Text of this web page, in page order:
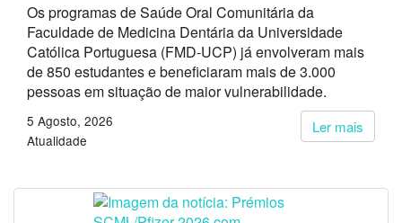
Os programas de Saúde Oral Comunitária da
Faculdade de Medicina Dentária da Universidade
Católica Portuguesa (FMD-UCP) já envolveram mais
de 850 estudantes e beneficiaram mais de 3.000
pessoas em situação de maior vulnerabilidade.
Ler mais
5 Agosto, 2026
Atualidade